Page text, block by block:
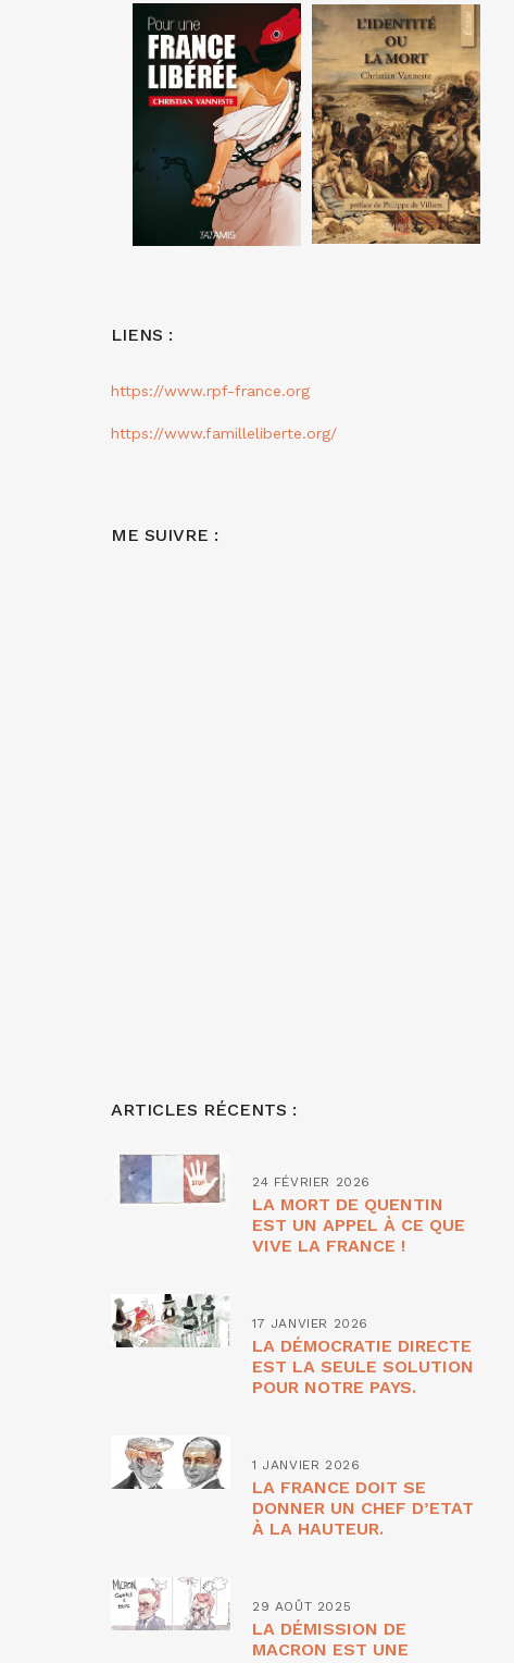
LIENS :
https://www.rpf-france.org
https://www.familleliberte.org/
ME SUIVRE :
ARTICLES RÉCENTS :
24 FÉVRIER 2026
LA MORT DE QUENTIN
EST UN APPEL À CE QUE
VIVE LA FRANCE !
17 JANVIER 2026
LA DÉMOCRATIE DIRECTE
EST LA SEULE SOLUTION
POUR NOTRE PAYS.
1 JANVIER 2026
LA FRANCE DOIT SE
DONNER UN CHEF D’ETAT
À LA HAUTEUR.
29 AOÛT 2025
LA DÉMISSION DE
MACRON EST UNE